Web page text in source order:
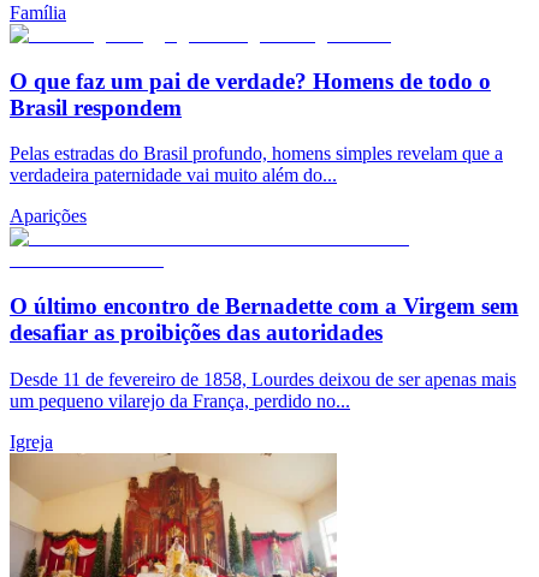
Família
O que faz um pai de verdade? Homens de todo o
Brasil respondem
Pelas estradas do Brasil profundo, homens simples revelam que a
verdadeira paternidade vai muito além do...
Aparições
O último encontro de Bernadette com a Virgem sem
desafiar as proibições das autoridades
Desde 11 de fevereiro de 1858, Lourdes deixou de ser apenas mais
um pequeno vilarejo da França, perdido no...
Igreja